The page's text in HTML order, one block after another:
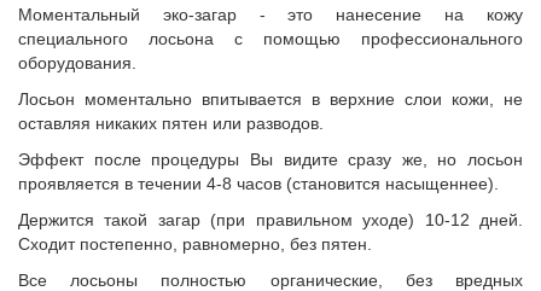
Моментальный эко-загар - это нанесение на кожу
специального лосьона с помощью профессионального
оборудования.
Лосьон моментально впитывается в верхние слои кожи, не
оставляя никаких пятен или разводов.
Эффект после процедуры Вы видите сразу же, но лосьон
проявляется в течении 4-8 часов (становится насыщеннее).
Держится такой загар (при правильном уходе) 10-12 дней.
Сходит постепенно, равномерно, без пятен.
Все лосьоны полностью органические, без вредных